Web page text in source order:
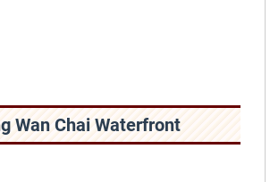
Wan Chai Waterfront